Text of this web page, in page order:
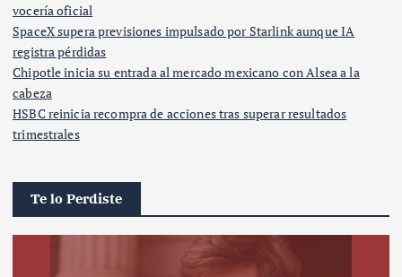
vocería oficial
SpaceX supera previsiones impulsado por Starlink aunque IA
registra pérdidas
Chipotle inicia su entrada al mercado mexicano con Alsea a la
cabeza
HSBC reinicia recompra de acciones tras superar resultados
trimestrales
Te lo Perdiste